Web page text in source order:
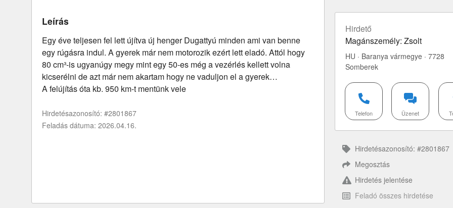
Hirdető
Magánszemély: Zsolt
HU · Baranya vármegye · 7728
Somberek
Telefon Üzenet
Hirdetésazonosító: #2801867
Megosztás
Hirdetés jelentése
Feladó összes hirdetése
Leírás
Egy éve teljesen fel lett újítva új henger Dugattyú minden ami van benne
egy rúgásra indul. A gyerek már nem motorozik ezért lett eladó. Attól hogy
80 cm³-is ugyanúgy megy mint egy 50-es még a vezérlés kellett volna
kicserélni de azt már nem akartam hogy ne vaduljon el a gyerek…
A felújítás óta kb. 950 km-t mentünk vele
Hirdetésazonosító: #2801867
Feladás dátuma: 2026.04.16.